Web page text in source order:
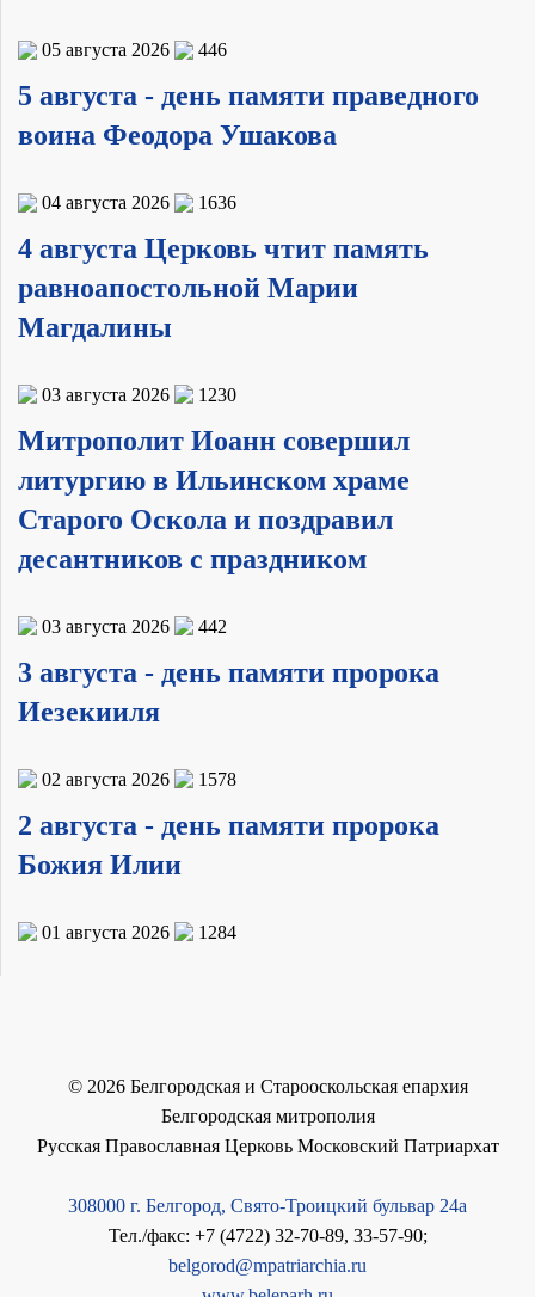
05 августа 2026 446
5 августа - день памяти праведного
воина Феодора Ушакова
04 августа 2026 1636
4 августа Церковь чтит память
равноапостольной Марии
Магдалины
03 августа 2026 1230
Митрополит Иоанн совершил
литургию в Ильинском храме
Старого Оскола и поздравил
десантников с праздником
03 августа 2026 442
3 августа - день памяти пророка
Иезекииля
02 августа 2026 1578
2 августа - день памяти пророка
Божия Илии
01 августа 2026 1284
© 2026Белгородская и Старооскольская епархия
Белгородская митрополия
Русская Православная Церковь Московский Патриархат
308000 г. Белгород, Свято-Троицкий бульвар 24а
Тел./факс: +7 (4722) 32-70-89, 33-57-90;
belgorod@mpatriarchia.ru